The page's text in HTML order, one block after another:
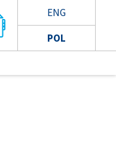
ENG
POL